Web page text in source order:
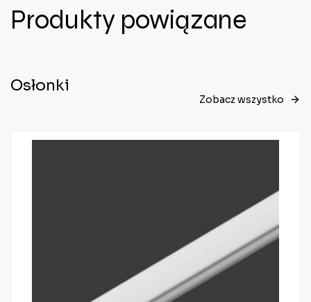
Produkty powiązane
Osłonki
Zobacz wszystko